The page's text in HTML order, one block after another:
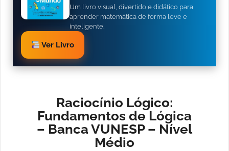
Um livro visual, divertido e didático para
aprender matemática de forma leve e
inteligente.
Ver Livro
Raciocínio Lógico:
Fundamentos de Lógica
– Banca VUNESP – Nível
Médio